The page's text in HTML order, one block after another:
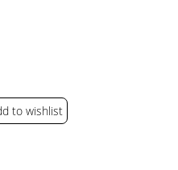
to wishlist